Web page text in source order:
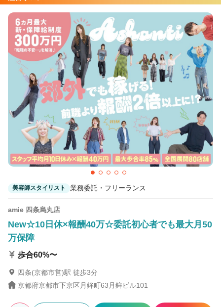
美容師スタイリスト 業務委託・フリーランス
amie 四条烏丸店
New☆10日休×報酬40万☆委託初心者でも最大月50
万保障
歩合60%〜
四条(京都市営)駅 徒歩3分
京都府京都市下京区月鉾町63月鉾ビル101